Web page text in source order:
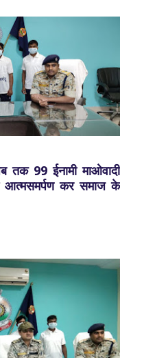
तक 99 ईनामी माओवादी
आत्मसमर्पण कर समाज के